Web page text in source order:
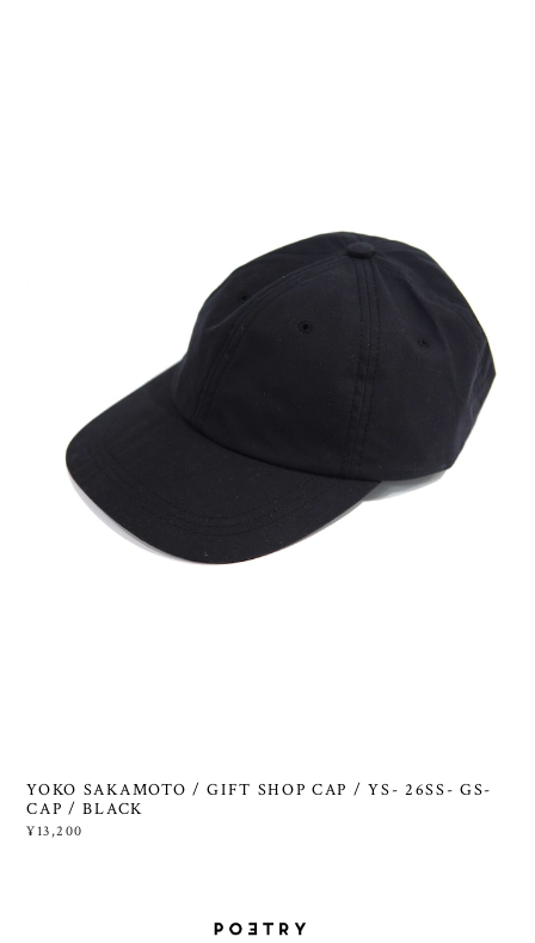
YOKO SAKAMOTO / GIFT SHOP CAP / YS- 26SS- GS-
CAP / BLACK
¥13,200